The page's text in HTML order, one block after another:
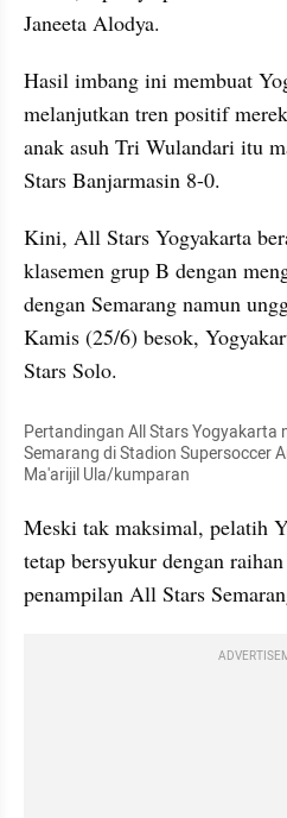
Janeeta Alodya.
Hasil imbang ini membuat
melanjutkan tren positif
anak asuh Tri Wulandari itu
Stars Banjarmasin 8-0.
Kini, All Stars Yogyakarta
klasemen grup B dengan
dengan Semarang namun
Kamis (25/6) besok,
Stars Solo.
Pertandingan All Stars Yogyakarta
Semarang di Stadion Supersoccer
Ma'arijil Ula/kumparan
Meski tak maksimal, pelatih
tetap bersyukur dengan
penampilan All Stars